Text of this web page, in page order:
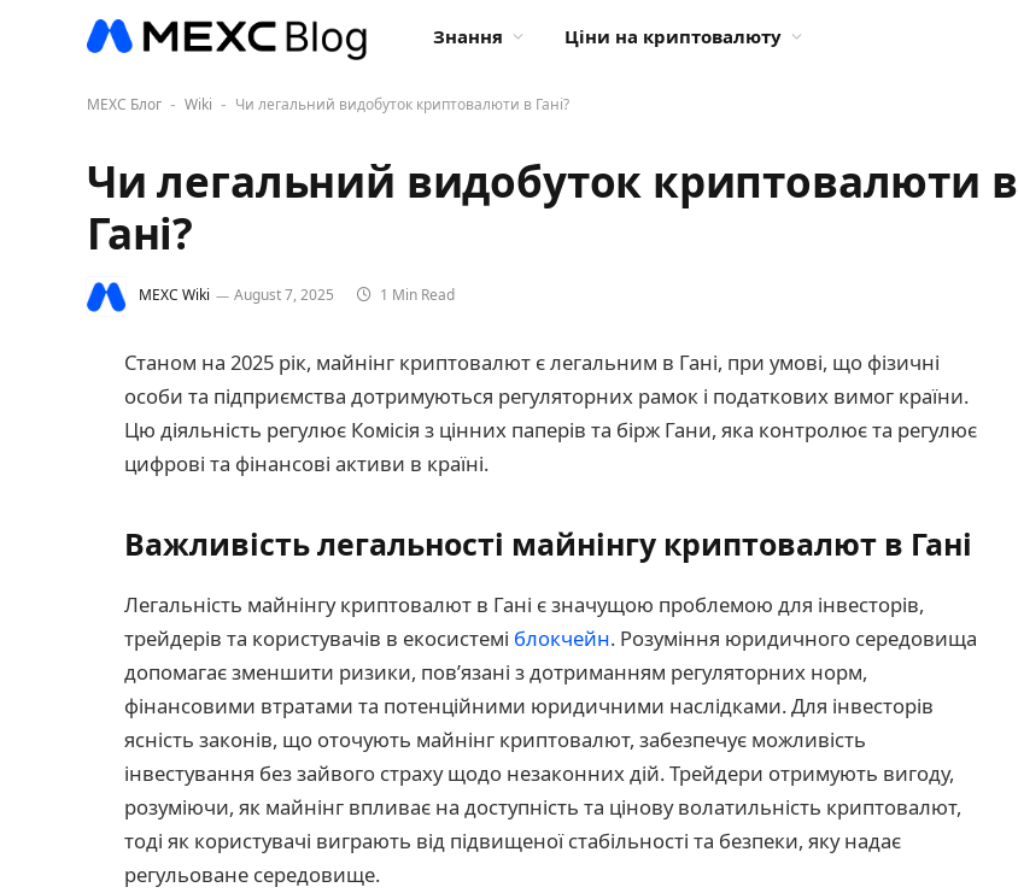
Знання Ціни на криптовалюту
MEXC Блог - Wiki - Чи легальний видобуток криптовалюти в Гані?
Чи легальний видобуток криптовалюти в
Гані?
MEXC Wiki August 7, 2025 1 Min Read
Станом на 2025 рік, майнінг криптовалют є легальним в Гані, при умові, що фізичні
особи та підприємства дотримуються регуляторних рамок і податкових вимог країни.
Цю діяльність регулює Комісія з цінних паперів та бірж Гани, яка контролює та регулює
цифрові та фінансові активи в країні.
Важливість легальності майнінгу криптовалют в Гані
Легальність майнінгу криптовалют в Гані є значущою проблемою для інвесторів,
трейдерів та користувачів в екосистемі блокчейн. Розуміння юридичного середовища
допомагає зменшити ризики, пов’язані з дотриманням регуляторних норм,
фінансовими втратами та потенційними юридичними наслідками. Для інвесторів
ясність законів, що оточують майнінг криптовалют, забезпечує можливість
інвестування без зайвого страху щодо незаконних дій. Трейдери отримують вигоду,
розуміючи, як майнінг впливає на доступність та цінову волатильність криптовалют,
тоді як користувачі виграють від підвищеної стабільності та безпеки, яку надає
регульоване середовище.